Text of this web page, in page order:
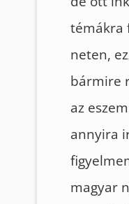
témákra
neten,
bármire
az
annyira
magyar